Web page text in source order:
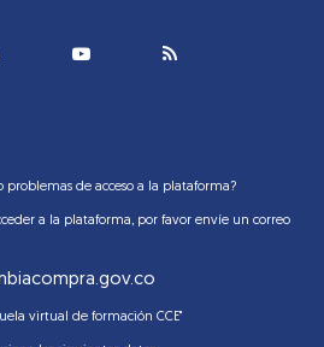
de acceso a la plataforma?
a la plataforma, por favor envíe un correo
virtual de formación CCE"